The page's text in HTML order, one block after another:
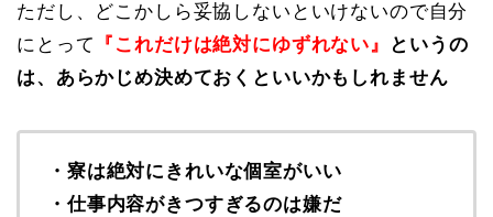
ただし、どこかしら妥協しないといけないので自分
にとって
『これだけは絶対にゆずれない』
というの
は、あらかじめ決めておくといいかもしれません
・寮は絶対にきれいな個室がいい
・仕事内容がきつすぎるのは嫌だ